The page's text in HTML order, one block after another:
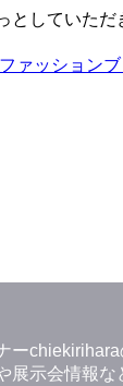
としていただ
ー
展示会情報な